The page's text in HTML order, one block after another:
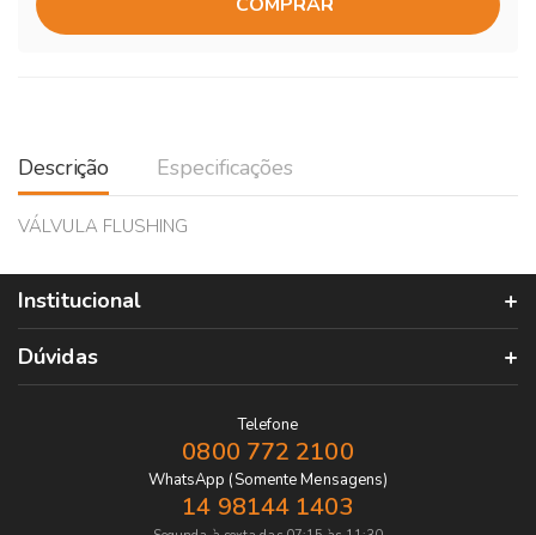
Descrição Especificações
VÁLVULA FLUSHING
Institucional
Dúvidas
Telefone
0800 772 2100
WhatsApp (Somente Mensagens)
14 98144 1403